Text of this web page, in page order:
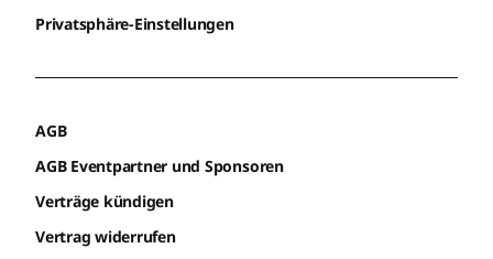
Privatsphäre-Einstellungen
AGB
AGB Eventpartner und Sponsoren
Verträge kündigen
Vertrag widerrufen